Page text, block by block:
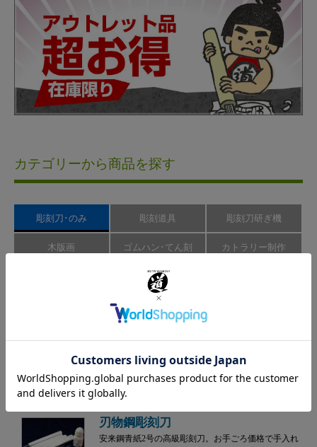
カテゴリーから商品を探す
彫刻刀･のみ 彫刻道具 彫刻刀研ぎ機
木版画 ゴムハン･てん刻 カトラリー制作
模型制作
刃物用鋼材の中でも最高級とされるハイス鋼。一般
的な刃物鋼と比べ切れ味が3倍長持ち。研ぎも簡単で
す。
刃物鋼彫刻刀
安来鋼青紙2号の高級彫刻刀。お手ごろ価格で手入れ